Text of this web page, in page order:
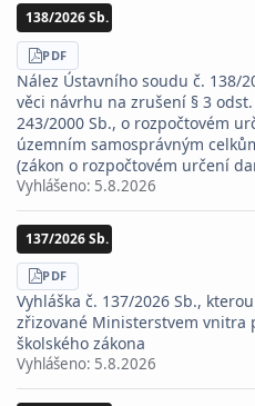
138/2026 Sb.
STÁHNOUT
PDF
Nález Ústavního soudu č. 138/
věci návrhu na zrušení § 3
243/2000 Sb., o rozpočtovém
územním samosprávným
(zákon o rozpočtovém určení
Vyhlášeno: 5.8.2026
137/2026 Sb.
STÁHNOUT
PDF
Vyhláška č. 137/2026 Sb.,
zřizované Ministerstvem vnitra
školského zákona
Vyhlášeno: 5.8.2026